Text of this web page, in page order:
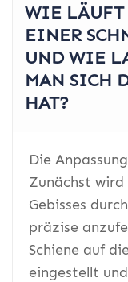
WIE LÄUFT
EINER
UND WIE
MAN SICH
HAT?
Die
Zunächst
Gebisses
präzise
Schiene auf
eingestellt